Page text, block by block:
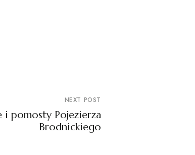
NEXT POST
i pomosty Pojezierza
Brodnickiego